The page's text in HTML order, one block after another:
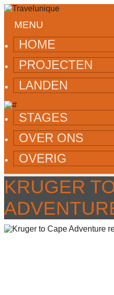
MENU
HOME
PROJECTEN
LANDEN
STAGES
OVER ONS
OVERIG
KRUGER